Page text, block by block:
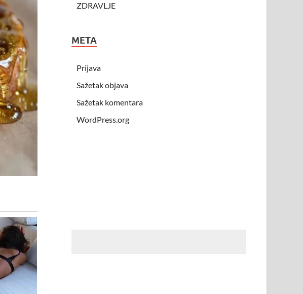
ZDRAVLJE
META
Prijava
Sažetak objava
Sažetak komentara
WordPress.org